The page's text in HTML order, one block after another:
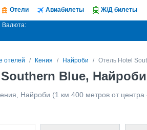
Отели Авиабилеты Ж/Д билеты
Валюта:
отелей Кения Найроби Отель Hotel
Blue,
Найроби (1 км 400 метров от